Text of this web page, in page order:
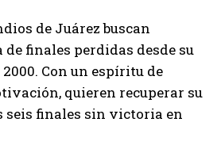
de Juárez buscan
finales perdidas desde su
Con un espíritu de
quieren recuperar su
seis finales sin victoria en